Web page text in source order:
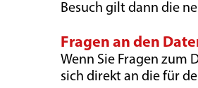
Besuch gilt dann die
Fragen an den
Wenn Sie Fragen zum
sich direkt an die für